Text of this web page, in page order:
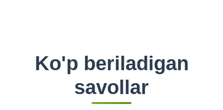
Ko'p beriladigan
savollar